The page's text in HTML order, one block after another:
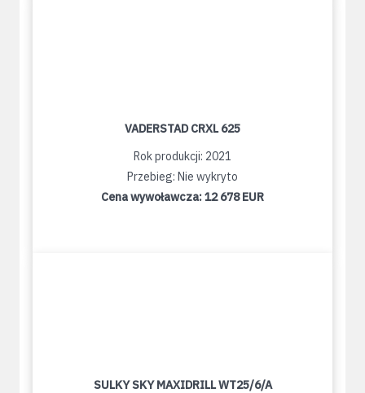
VADERSTAD CRXL 625
Rok produkcji: 2021
Przebieg: Nie wykryto
Cena wywoławcza:12 678 EUR
SULKY SKY MAXIDRILL WT25/6/A